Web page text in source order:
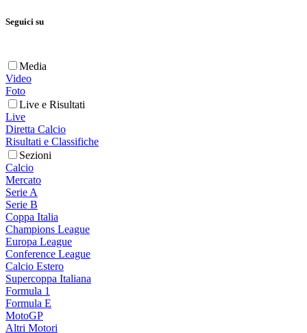
Seguici su
Media
Video
Foto
Live e Risultati
Live
Diretta Calcio
Risultati e Classifiche
Sezioni
Calcio
Mercato
Serie A
Serie B
Coppa Italia
Champions League
Europa League
Conference League
Calcio Estero
Supercoppa Italiana
Formula 1
Formula E
MotoGP
Altri Motori